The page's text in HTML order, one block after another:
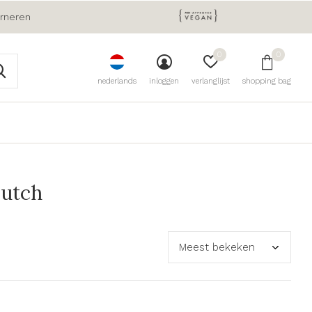
nederlands inloggen verlanglijst
0
shopping bag
0